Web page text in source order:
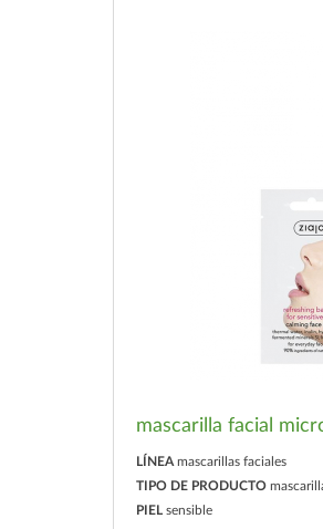
mascarilla facial
LÍNEA mascarillas faciales
TIPO DE PRODUCTO
PIEL sensible